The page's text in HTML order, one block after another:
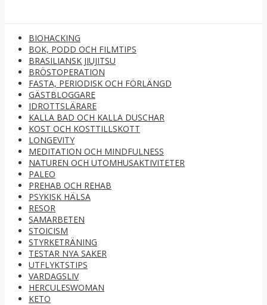
BIOHACKING
BOK, PODD OCH FILMTIPS
BRASILIANSK JIUJITSU
BRÖSTOPERATION
FASTA, PERIODISK OCH FÖRLÄNGD
GÄSTBLOGGARE
IDROTTSLÄRARE
KALLA BAD OCH KALLA DUSCHAR
KOST OCH KOSTTILLSKOTT
LONGEVITY
MEDITATION OCH MINDFULNESS
NATUREN OCH UTOMHUSAKTIVITETER
PALEO
PREHAB OCH REHAB
PSYKISK HÄLSA
RESOR
SAMARBETEN
STOICISM
STYRKETRÄNING
TESTAR NYA SAKER
UTFLYKTSTIPS
VARDAGSLIV
HERCULESWOMAN
KETO